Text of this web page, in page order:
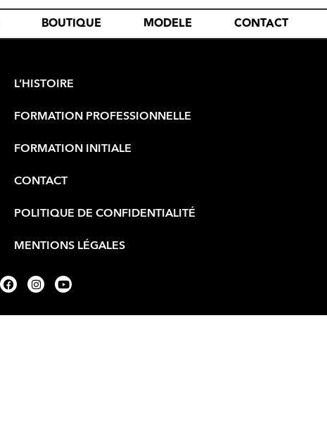
BOUTIQUE MODELE CONTACT
L’HISTOIRE
FORMATION PROFESSIONNELLE
FORMATION INITIALE
CONTACT
POLITIQUE DE CONFIDENTIALITÉ
MENTIONS LÉGALES